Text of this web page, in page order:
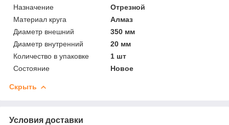
Назначение
Отрезной
Материал круга
Алмаз
Диаметр внешний
350 мм
Диаметр внутренний
20 мм
Количество в упаковке
1 шт
Состояние
Новое
Скрыть
Условия доставки